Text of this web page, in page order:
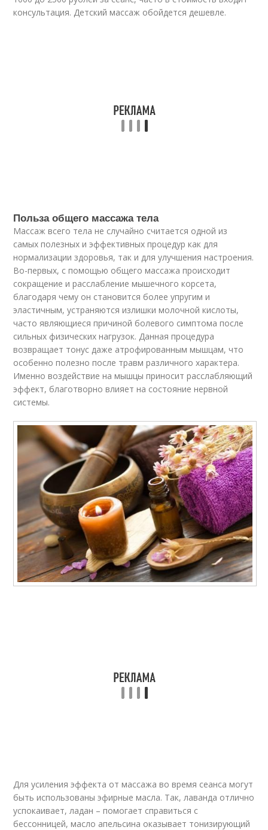
консультация. Детский массаж обойдется дешевле.
Польза общего массажа тела
Массаж всего тела не случайно считается одной из
самых полезных и эффективных процедур как для
нормализации здоровья, так и для улучшения настроения.
Во-первых, с помощью общего массажа происходит
сокращение и расслабление мышечного корсета,
благодаря чему он становится более упругим и
эластичным, устраняются излишки молочной кислоты,
часто являющиеся причиной болевого симптома после
сильных физических нагрузок. Данная процедура
возвращает тонус даже атрофированным мышцам, что
особенно полезно после травм различного характера.
Именно воздействие на мышцы приносит расслабляющий
эффект, благотворно влияет на состояние нервной
системы.
Для усиления эффекта от массажа во время сеанса могут
быть использованы эфирные масла. Так, лаванда отлично
успокаивает, ладан – помогает справиться с
бессонницей, масло апельсина оказывает тонизирующий